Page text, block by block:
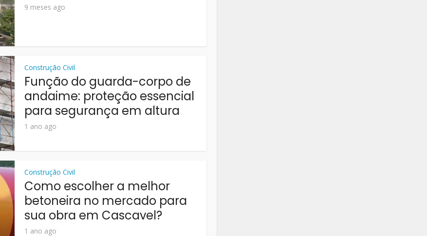
9 meses ago
Construção Civil
Função do guarda-corpo de
andaime: proteção essencial
para segurança em altura
1 ano ago
Construção Civil
Como escolher a melhor
betoneira no mercado para
sua obra em Cascavel?
1 ano ago